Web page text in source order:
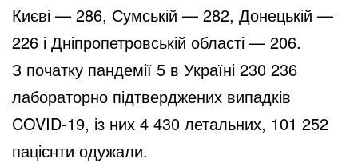
Києві — 286, Сумській — 282, Донецькій —
226 і Дніпропетровській області — 206.
З початку пандемії 5 в Україні 230 236
лабораторно підтверджених випадків
COVID-19, із них 4 430 летальних, 101 252
пацієнти одужали.